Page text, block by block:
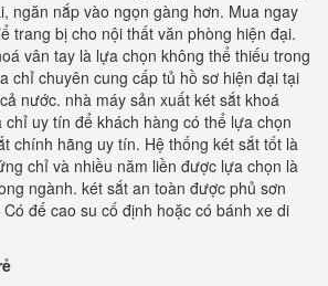
ngăn nắp vào ngọn gàng hơn. Mua ngay
trang bị cho nội thất văn phòng hiện đại.
vân tay là lựa chọn không thể thiếu trong
chỉ chuyên cung cấp tủ hồ sơ hiện đại tại
nước. nhà máy sản xuất két sắt khoá
uy tín để khách hàng có thể lựa chọn
chính hãng uy tín. Hệ thống két sắt tốt là
chỉ và nhiều năm liền được lựa chọn là
ngành. két sắt an toàn được phủ sơn
đế cao su cố định hoặc có bánh xe di